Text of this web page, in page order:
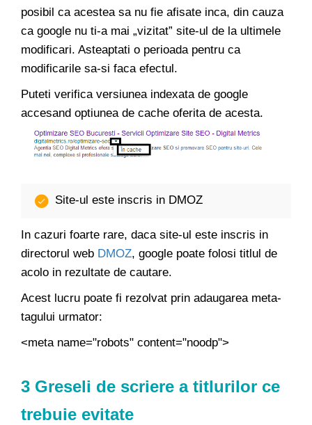
posibil ca acestea sa nu fie afisate inca, din cauza
ca google nu ti-a mai „vizitat” site-ul de la ultimele
modificari. Asteaptati o perioada pentru ca
modificarile sa-si faca efectul.
Puteti verifica versiunea indexata de google
accesand optiunea de cache oferita de acesta.
Site-ul este inscris in DMOZ
In cazuri foarte rare, daca site-ul este inscris in
directorul web DMOZ, google poate folosi titlul de
acolo in rezultate de cautare.
Acest lucru poate fi rezolvat prin adaugarea meta-
tagului urmator:
<meta name="robots" content="noodp">
3 Greseli de scriere a titlurilor ce
trebuie evitate